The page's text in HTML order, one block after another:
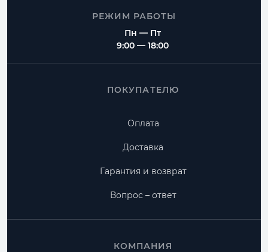
РЕЖИМ РАБОТЫ
Пн — Пт
9:00 — 18:00
ПОКУПАТЕЛЮ
Оплата
Доставка
Гарантия и возврат
Вопрос – ответ
КОМПАНИЯ